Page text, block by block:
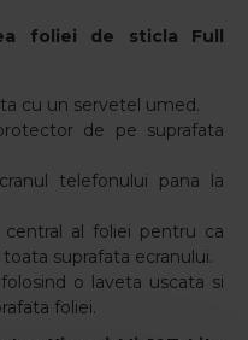
foliei de sticla Full
cu un servetel umed.
de pe suprafata
telefonului pana la
al foliei pentru ca
suprafata ecranului.
o laveta uscata si
foliei.